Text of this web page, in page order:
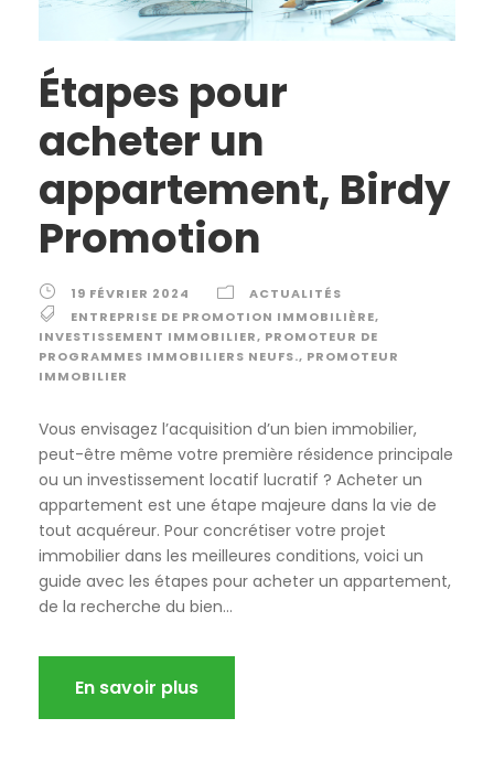
Étapes pour
acheter un
appartement, Birdy
Promotion
19 FÉVRIER 2024
ACTUALITÉS
ENTREPRISE DE PROMOTION IMMOBILIÈRE,
INVESTISSEMENT IMMOBILIER, PROMOTEUR DE
PROGRAMMES IMMOBILIERS NEUFS., PROMOTEUR
IMMOBILIER
Vous envisagez l’acquisition d’un bien immobilier,
peut-être même votre première résidence principale
ou un investissement locatif lucratif ? Acheter un
appartement est une étape majeure dans la vie de
tout acquéreur. Pour concrétiser votre projet
immobilier dans les meilleures conditions, voici un
guide avec les étapes pour acheter un appartement,
de la recherche du bien...
En savoir plus